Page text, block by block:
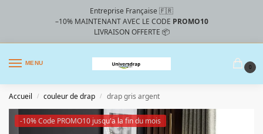
Entreprise Française 🇫🇷
–10% MAINTENANT AVEC LE CODE PROMO10
LIVRAISON OFFERTE 📦
MENU
0
Accueil / couleur de drap / drap gris argent
-10% Code PROMO10 jusqu'a la fin du mois